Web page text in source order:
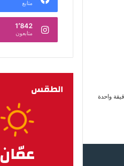
واحدة
متابع
1٬842
متابعون
الطقس
عمّان